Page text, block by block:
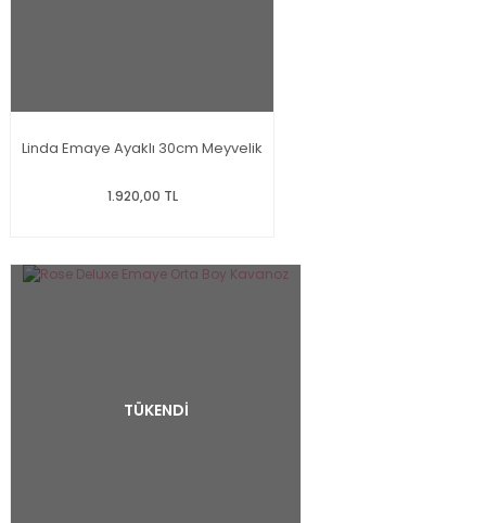
Linda Emaye Ayaklı 30cm Meyvelik
1.920,00 TL
TÜKENDİ